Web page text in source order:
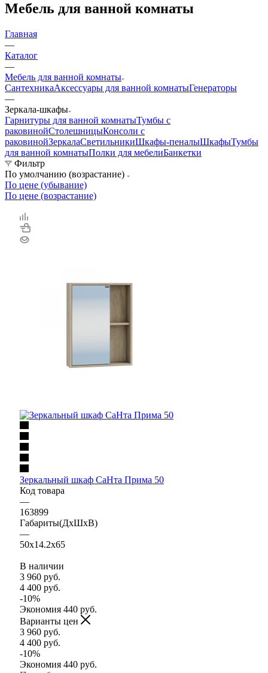
Мебель для ванной комнаты
Главная
—
Каталог
—
Мебель для ванной комнаты
СантехникаАксессуары для ванной комнатыГенераторы
—
Зеркала-шкафы
Гарнитуры для ванной комнатыТумбы с
раковинойСтолешницыКонсоли с
раковинойЗеркалаСветильникиШкафы-пеналыШкафыТумбы
для ванной комнатыПолки для мебелиБанкетки
Фильтр
По умолчанию (возрастание)
По цене (убывание)
По цене (возрастание)
Зеркальный шкаф СаНта Прима 50
Код товара
—
163899
Габариты(ДхШхВ)
—
50x14.2x65
В наличии
3 960 руб.
4 400 руб.
-10%
Экономия 440 руб.
Варианты цен
3 960 руб.
4 400 руб.
-10%
Экономия 440 руб.